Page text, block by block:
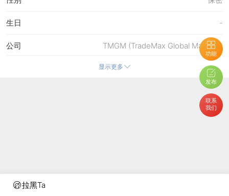
拉黑Ta
功能
发布
联系
我们
-
生日
TMGM (TradeMax Global Markets)
公司
413 小时
25-8-2023 17:30
7-8-2026 13:26
所在时区
显示更多